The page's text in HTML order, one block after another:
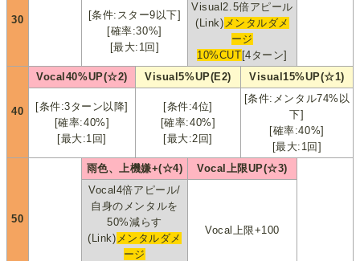
30
[条件:スター9以下]
[確率:30%]
[最大:1回]
Visual2.5倍アピール
(Link) メンタルダメ
ージ
10%CUT [4ターン]
40
Vocal40%UP(☆2) Visual5%UP(E2) Visual15%UP(☆1)
[条件:3ターン以降]
[確率:40%]
[最大:1回]
[条件:4位]
[確率:40%]
[最大:2回]
[条件:メンタル74%以
下]
[確率:40%]
[最大:1回]
50
雨色、上機嫌+(☆4)
Vocal上限UP(☆3)
Vocal4倍アピール/
自身のメンタルを
50%減らす
(Link) メンタルダメ
ージ
Vocal上限+100